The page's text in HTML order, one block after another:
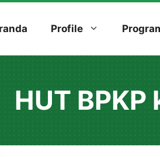
Profile
HUT BPKP